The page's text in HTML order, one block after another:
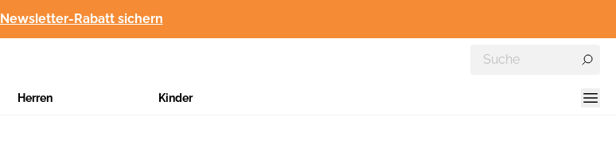
Newsletter-Rabatt sichern
Herren Kinder